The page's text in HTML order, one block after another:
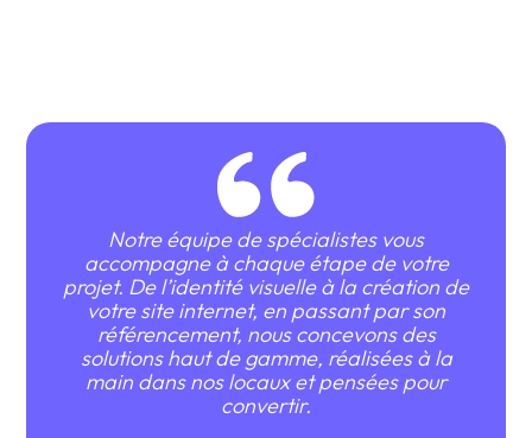
Notre équipe de spécialistes vous
accompagne à chaque étape de votre
projet. De l’identité visuelle à la création de
votre site internet, en passant par son
référencement, nous concevons des
solutions haut de gamme, réalisées à la
main dans nos locaux et pensées pour
convertir.